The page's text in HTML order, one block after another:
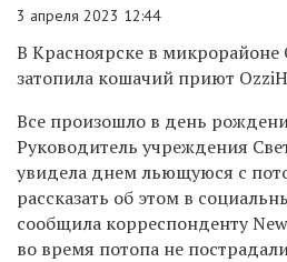
3 апреля 2023 12:44
В Красноярске в
затопила кошачий приют
Все произошло в день
Руководитель учреждения
увидела днем льющуюся с
рассказать об этом в
сообщила корреспонденту
во время потопа не